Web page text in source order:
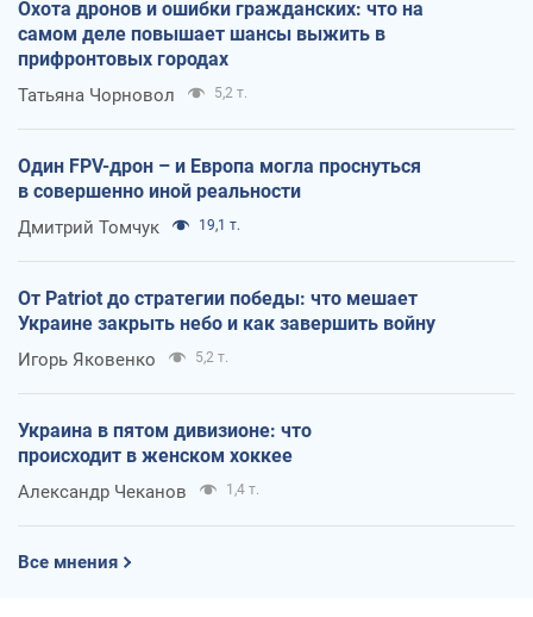
Охота дронов и ошибки гражданских: что на
самом деле повышает шансы выжить в
прифронтовых городах
Татьяна Чорновол 5,2 т.
Один FPV-дрон – и Европа могла проснуться
в совершенно иной реальности
Дмитрий Томчук 19,1 т.
От Patriot до стратегии победы: что мешает
Украине закрыть небо и как завершить войну
Игорь Яковенко 5,2 т.
Украина в пятом дивизионе: что
происходит в женском хоккее
Александр Чеканов 1,4 т.
Все мнения